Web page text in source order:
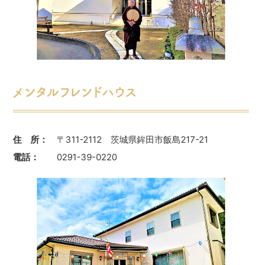
メンタルフレンドハウス
住 所：
〒311-2112 茨城県鉾田市飯島217-21
電話：
0291-39-0220